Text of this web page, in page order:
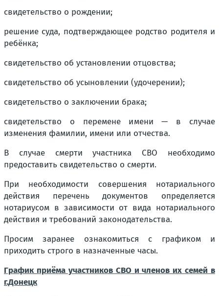
свидетельство о рождении;
решение суда, подтверждающее родство родителя и
ребёнка;
свидетельство об установлении отцовства;
свидетельство об усыновлении (удочерении);
свидетельство о заключении брака;
свидетельство о перемене имени — в случае
изменения фамилии, имени или отчества.
В случае смерти участника СВО необходимо
предоставить свидетельство о смерти.
При необходимости совершения нотариального
действия перечень документов определяется
нотариусом в зависимости от вида нотариального
действия и требований законодательства.
Просим заранее ознакомиться с графиком и
приходить строго в назначенные часы.
График приёма участников СВО и членов их семей в
г.Донецк